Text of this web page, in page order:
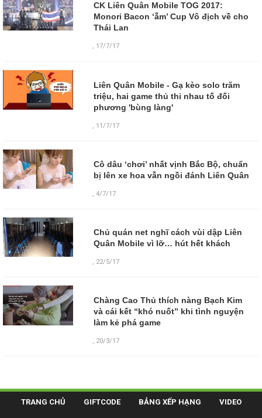
CK Liên Quân Mobile TOG 2017:
Monori Bacon ‘ẵm’ Cup Vô địch về cho
Thái Lan
, 17/7/17
Liên Quân Mobile - Gạ kèo solo trăm
triệu, hai game thủ thi nhau tố đối
phương 'bùng làng'
, 11/7/17
Cô dâu ‘chơi’ nhất vịnh Bắc Bộ, chuẩn
bị lên xe hoa vẫn ngồi đánh Liên Quân
,4/7/17
Chủ quán net nghĩ cách vùi dập Liên
Quân Mobile vì lỡ… hút hết khách
, 22/5/17
Chàng Cao Thủ thích nàng Bạch Kim
và cái kết “khó nuốt” khi tình nguyện
làm kẻ phá game
, 20/3/17
TRANG CHỦ GIFTCODE BẢNG XẾP HẠNG VIDEO